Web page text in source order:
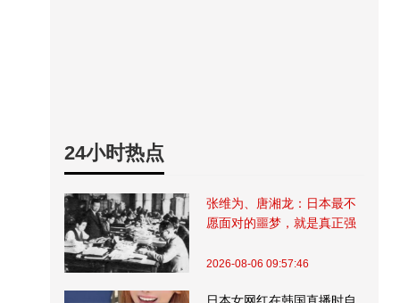
24小时热点
张维为、唐湘龙：日本最不
愿面对的噩梦，就是真正强
2026-08-06 09:57:46